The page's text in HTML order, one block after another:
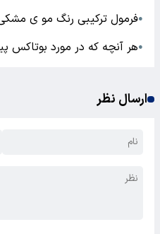
●فرمول ترکیبی رنگ مو ی
●هر آنچه که در مورد بوتاکس
ارسال نظر